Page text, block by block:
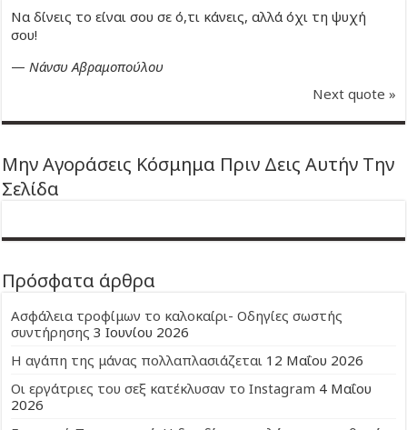
Να δίνεις το είναι σου σε ό,τι κάνεις, αλλά όχι τη ψυχή
σου!
—Νάνσυ Αβραμοπούλου
Next quote »
Μην Αγοράσεις Κόσμημα Πριν Δεις Αυτήν Την
Σελίδα
Πρόσφατα άρθρα
Ασφάλεια τροφίμων το καλοκαίρι- Οδηγίες σωστής
συντήρησης 3 Ιουνίου 2026
Η αγάπη της μάνας πολλαπλασιάζεται 12 Μαΐου 2026
Οι εργάτριες του σεξ κατέκλυσαν το Instagram 4 Μαΐου
2026